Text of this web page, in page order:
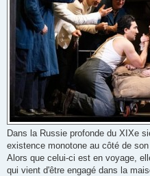
Dans la Russie profonde du XIXe
existence monotone au côté de
Alors que celui-ci est en voyage,
qui vient d'être engagé dans la